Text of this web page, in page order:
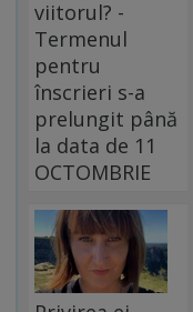
viitorul? -
Termenul
pentru
înscrieri s-a
prelungit până
la data de 11
OCTOMBRIE